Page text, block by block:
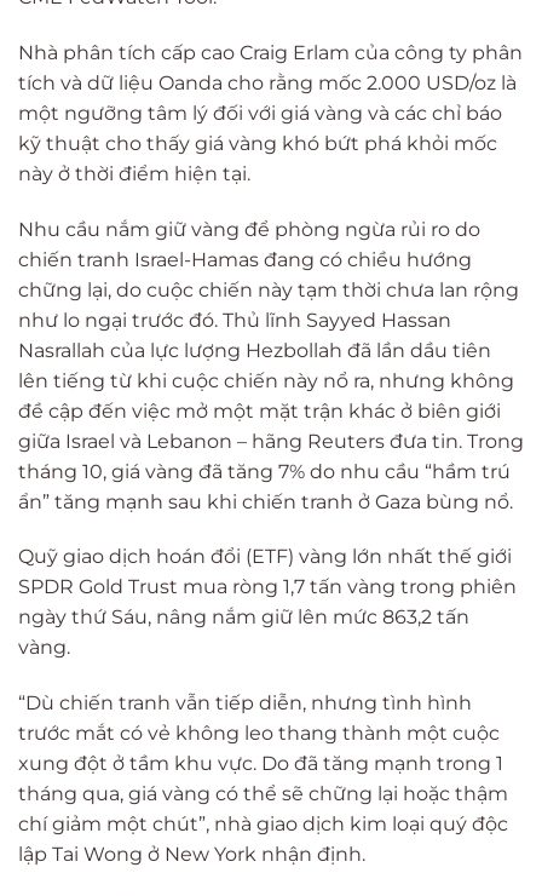
Nhà phân tích cấp cao Craig Erlam của công ty phân
tích và dữ liệu Oanda cho rằng mốc 2.000 USD/oz là
một ngưỡng tâm lý đối với giá vàng và các chỉ báo
kỹ thuật cho thấy giá vàng khó bứt phá khỏi mốc
này ở thời điểm hiện tại.
Nhu cầu nắm giữ vàng để phòng ngừa rủi ro do
chiến tranh Israel-Hamas đang có chiều hướng
chững lại, do cuộc chiến này tạm thời chưa lan rộng
như lo ngại trước đó. Thủ lĩnh Sayyed Hassan
Nasrallah của lực lượng Hezbollah đã lần dầu tiên
lên tiếng từ khi cuộc chiến này nổ ra, nhưng không
đề cập đến việc mở một mặt trận khác ở biên giới
giữa Israel và Lebanon – hãng Reuters đưa tin. Trong
tháng 10, giá vàng đã tăng 7% do nhu cầu “hầm trú
ẩn” tăng mạnh sau khi chiến tranh ở Gaza bùng nổ.
Quỹ giao dịch hoán đổi (ETF) vàng lớn nhất thế giới
SPDR Gold Trust mua ròng 1,7 tấn vàng trong phiên
ngày thứ Sáu, nâng nắm giữ lên mức 863,2 tấn
vàng.
“Dù chiến tranh vẫn tiếp diễn, nhưng tình hình
trước mắt có vẻ không leo thang thành một cuộc
xung đột ở tầm khu vực. Do đã tăng mạnh trong 1
tháng qua, giá vàng có thể sẽ chững lại hoặc thậm
chí giảm một chút”, nhà giao dịch kim loại quý độc
lập Tai Wong ở New York nhận định.